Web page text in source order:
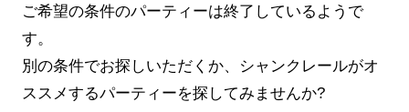
ご希望の条件のパーティーは終了しているようで
す。
別の条件でお探しいただくか、シャンクレールがオ
ススメするパーティーを探してみませんか?